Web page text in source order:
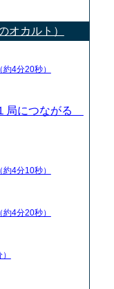
オカルト）
（約4分20秒）
局につながる
（約4分10秒）
（約4分20秒）